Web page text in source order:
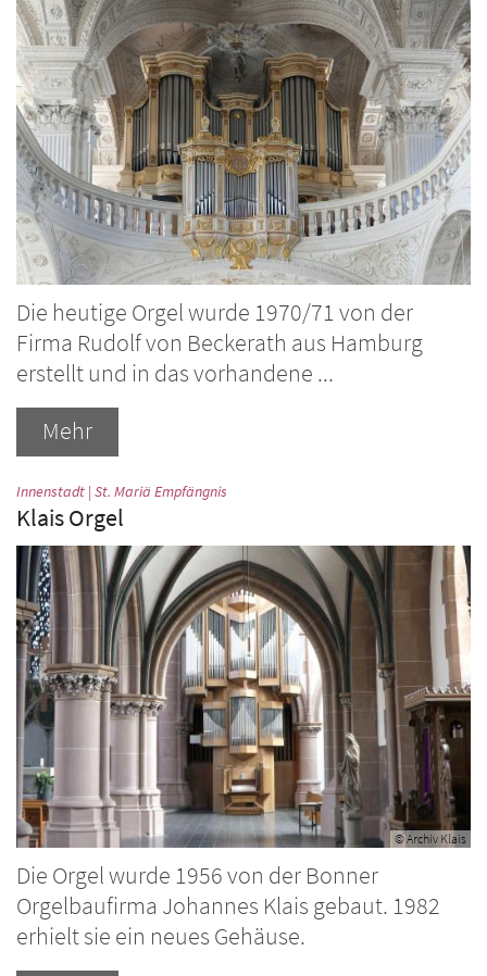
Die heutige Orgel wurde 1970/71 von der
Firma Rudolf von Beckerath aus Hamburg
erstellt und in das vorhandene ...
Mehr
Innenstadt | St. Mariä Empfängnis
Klais Orgel
© Archiv Klais
Die Orgel wurde 1956 von der Bonner
Orgelbaufirma Johannes Klais gebaut. 1982
erhielt sie ein neues Gehäuse.